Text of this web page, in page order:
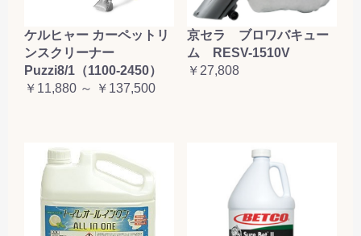
ケルヒャー カーペットリ
ンスクリーナー
Puzzi8/1（1100-2450）
￥11,880 ～ ￥137,500
京セラ ブロワバキュー
ム RESV-1510V
￥27,808